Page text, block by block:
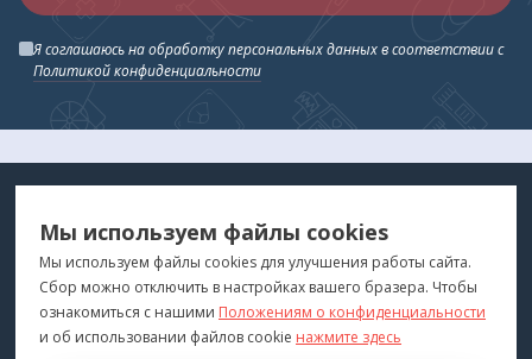
Я соглашаюсь на обработку персональных данных в соответствии с
Политикой конфиденциальности
ДЛЯ ВАС
"Медтехника для Вас"©2026
ПОКУПАТЕЛЯМ
Каталог
КОНТАКТЫ
г. Владивосток
Мы используем файлы cookies
Мы используем файлы cookies для улучшения работы сайта.
Сбор можно отключить в настройках вашего бразера. Чтобы
ознакомиться с нашими Положениям о конфиденциальности
и об использовании файлов cookie нажмите здесь